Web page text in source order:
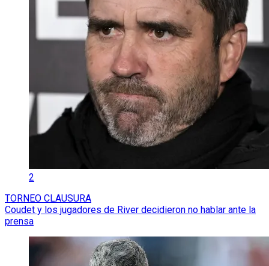
2
TORNEO CLAUSURA
Coudet y los jugadores de River decidieron no hablar ante la
prensa